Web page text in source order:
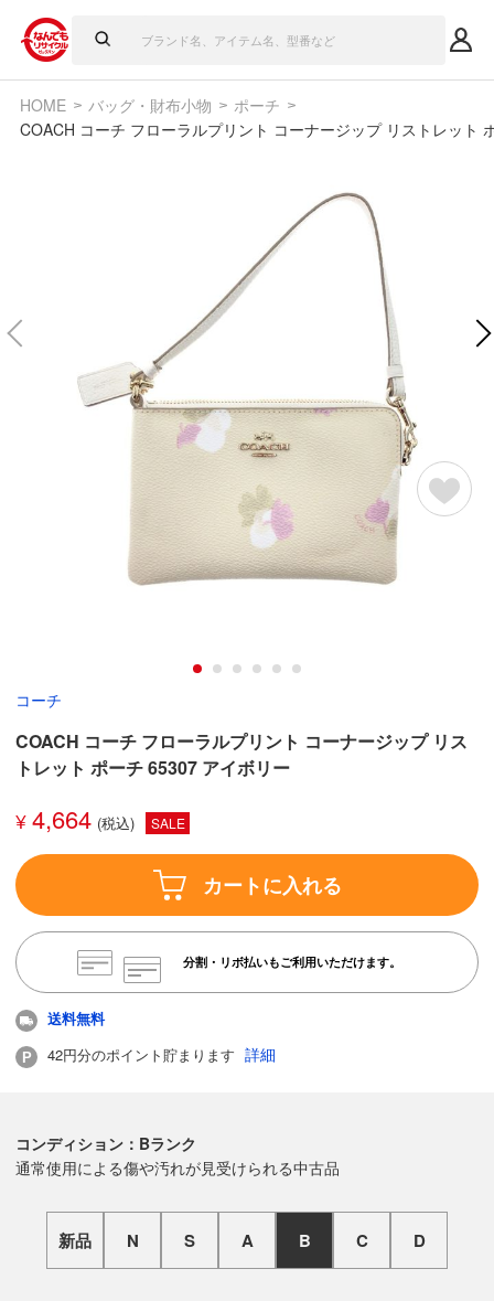
HOME バッグ・財布小物
ポーチ
COACH コーチ フローラルプリント コーナージップ リストレット
コーチ
COACH コーチ フローラルプリント コーナージップ リス
トレット ポーチ 65307 アイボリー
¥ 4,664 SALE
カートに入れる
分割・リボ払いもご利用いただけます。
送料無料
42円分のポイント貯まります 詳細
コンディション：Bランク
通常使用による傷や汚れが見受けられる中古品
新品 N S A B C D